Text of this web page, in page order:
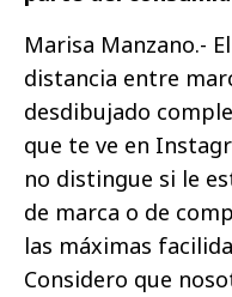
Marisa Manzano.- El
distancia entre
desdibujado
que te ve en
no distingue si le
de marca o de
las máximas
Considero que